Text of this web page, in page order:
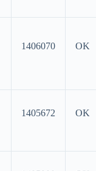
1406070 OK
1405672 OK